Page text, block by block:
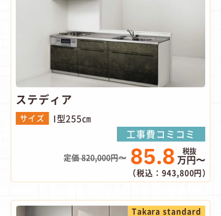
ステディア
サイズ I型255㎝
工事費コミコミ
定価 820,000円〜 85.8 万円〜
（税込：943,800円）
Takara standard